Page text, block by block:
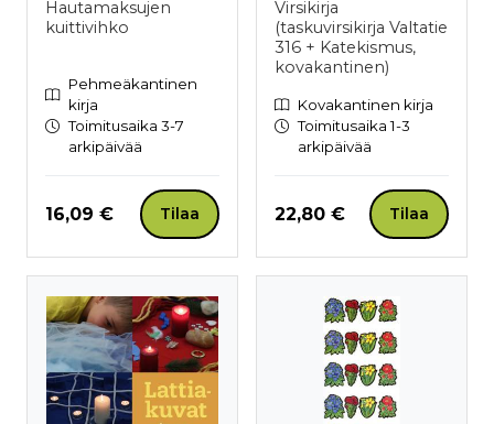
Hautamaksujen
kuittivihko
Pehmeäkantinen
kirja
Toimitusaika 3-7
arkipäivää
Hinta nyt
16,09 € Tilaa
Virsikirja
(taskuvirsikirja Valtatie
316 + Katekismus,
kovakantinen)
Kovakantinen kirja
Toimitusaika 1-3
arkipäivää
Hinta nyt
22,80 € Tilaa